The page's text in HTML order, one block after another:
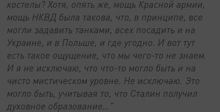
костелы? Хотя, опять же, мощь Красной армии,
мощь НКВД была такова, что, в принципе, все
могли задавить танками, всех посадить и на
Украине, и в Польше, и где угодно. И вот тут
есть такое ощущение, что мы чего-то не знаем.
И я не исключаю, что что-то могло быть и на
чисто мистическом уровне. Не исключаю. Это
могло быть, учитывая то, что Сталин получил
духовное образование…"